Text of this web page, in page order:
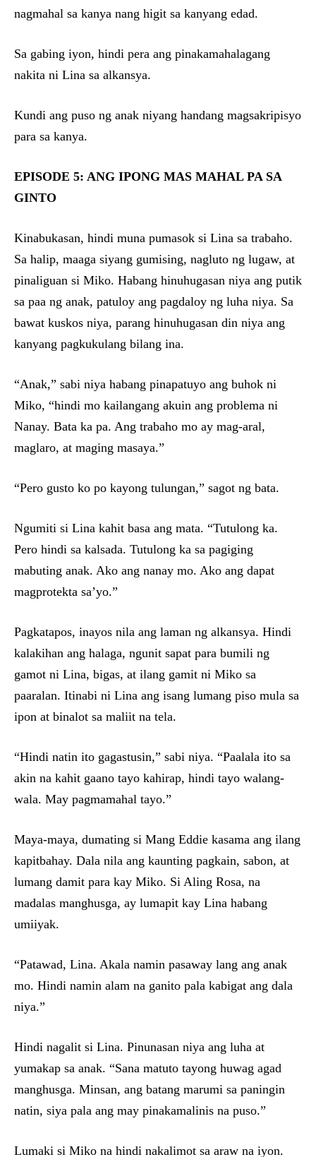
nagmahal sa kanya nang higit sa kanyang edad.
Sa gabing iyon, hindi pera ang pinakamahalagang
nakita ni Lina sa alkansya.
Kundi ang puso ng anak niyang handang magsakripisyo
para sa kanya.
EPISODE 5: ANG IPONG MAS MAHAL PA SA
GINTO
Kinabukasan, hindi muna pumasok si Lina sa trabaho.
Sa halip, maaga siyang gumising, nagluto ng lugaw, at
pinaliguan si Miko. Habang hinuhugasan niya ang putik
sa paa ng anak, patuloy ang pagdaloy ng luha niya. Sa
bawat kuskos niya, parang hinuhugasan din niya ang
kanyang pagkukulang bilang ina.
“Anak,” sabi niya habang pinapatuyo ang buhok ni
Miko, “hindi mo kailangang akuin ang problema ni
Nanay. Bata ka pa. Ang trabaho mo ay mag-aral,
maglaro, at maging masaya.”
“Pero gusto ko po kayong tulungan,” sagot ng bata.
Ngumiti si Lina kahit basa ang mata. “Tutulong ka.
Pero hindi sa kalsada. Tutulong ka sa pagiging
mabuting anak. Ako ang nanay mo. Ako ang dapat
magprotekta sa’yo.”
Pagkatapos, inayos nila ang laman ng alkansya. Hindi
kalakihan ang halaga, ngunit sapat para bumili ng
gamot ni Lina, bigas, at ilang gamit ni Miko sa
paaralan. Itinabi ni Lina ang isang lumang piso mula sa
ipon at binalot sa maliit na tela.
“Hindi natin ito gagastusin,” sabi niya. “Paalala ito sa
akin na kahit gaano tayo kahirap, hindi tayo walang-
wala. May pagmamahal tayo.”
Maya-maya, dumating si Mang Eddie kasama ang ilang
kapitbahay. Dala nila ang kaunting pagkain, sabon, at
lumang damit para kay Miko. Si Aling Rosa, na
madalas manghusga, ay lumapit kay Lina habang
umiiyak.
“Patawad, Lina. Akala namin pasaway lang ang anak
mo. Hindi namin alam na ganito pala kabigat ang dala
niya.”
Hindi nagalit si Lina. Pinunasan niya ang luha at
yumakap sa anak. “Sana matuto tayong huwag agad
manghusga. Minsan, ang batang marumi sa paningin
natin, siya pala ang may pinakamalinis na puso.”
Lumaki si Miko na hindi nakalimot sa araw na iyon.